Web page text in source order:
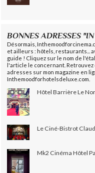
BONNES ADRESSES
Désormais,
et ailleurs : hôtels, restaurants...
guide ! Cliquez sur le nom de
l'article le concernant.
adresses sur mon magazine en
Inthemoodforhotelsdeluxe.com.
Hôtel Barrière Le
Le Ciné-Bistrot
Mk2 Cinéma Hôtel